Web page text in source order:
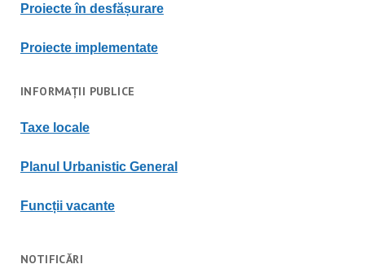
Proiecte în desfășurare
Proiecte implementate
INFORMAȚII PUBLICE
Taxe locale
Planul Urbanistic General
Funcții vacante
NOTIFICĂRI